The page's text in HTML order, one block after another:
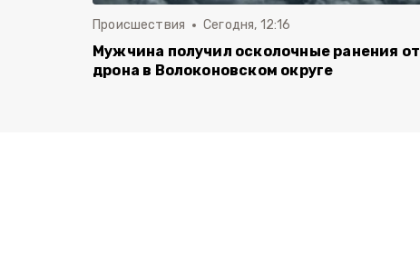
Происшествия Сегодня, 12:16
Мужчина получил осколочные ранения от
дрона в Волоконовском округе